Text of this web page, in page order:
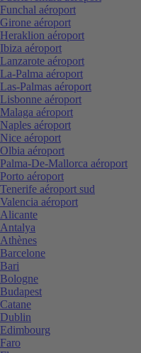
Funchal aéroport
Girone aéroport
Heraklion aéroport
Ibiza aéroport
Lanzarote aéroport
La-Palma aéroport
Las-Palmas aéroport
Lisbonne aéroport
Malaga aéroport
Naples aéroport
Nice aéroport
Olbia aéroport
Palma-De-Mallorca aéroport
Porto aéroport
Tenerife aéroport sud
Valencia aéroport
Alicante
Antalya
Athènes
Barcelone
Bari
Bologne
Budapest
Catane
Dublin
Edimbourg
Faro